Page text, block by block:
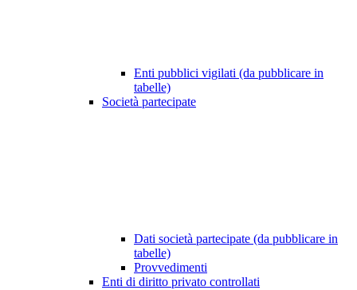
Enti pubblici vigilati (da pubblicare in
tabelle)
Società partecipate
Dati società partecipate (da pubblicare in
tabelle)
Provvedimenti
Enti di diritto privato controllati